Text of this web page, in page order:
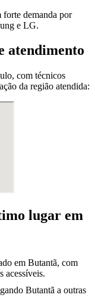
demanda por
e LG.
atendimento
, com técnicos
da região atendida:
lugar em
em Butantã, com
acessíveis.
Butantã a outras